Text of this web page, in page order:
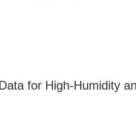
for High-Humidity